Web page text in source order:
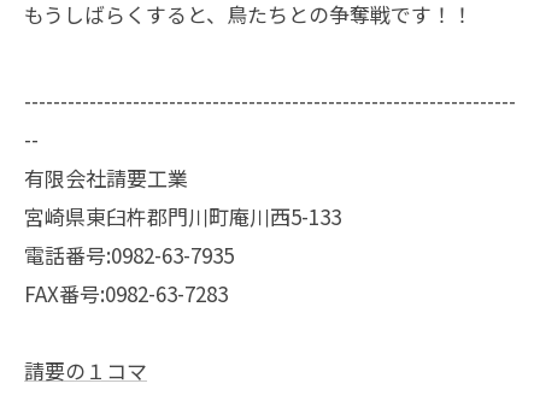
もうしばらくすると、鳥たちとの争奪戦です！！
--------------------------------------------------------------------
--
有限会社請要工業
宮崎県東臼杵郡門川町庵川西5-133
電話番号:0982-63-7935
FAX番号:0982-63-7283
請要の１コマ